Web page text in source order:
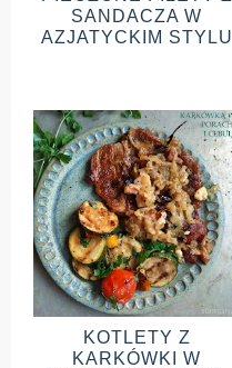
SANDACZA W
AZJATYCKIM STYLU
KOTLETY Z
KARKÓWKI W